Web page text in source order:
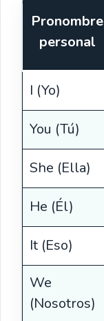
Pronombre
personal
I (Yo)
You (Tú)
She (Ella)
He (Él)
It (Eso)
We
(Nosotros)